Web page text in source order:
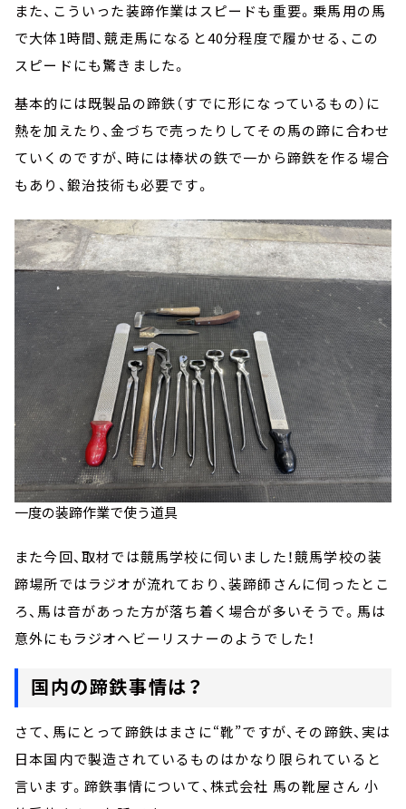
また、こういった装蹄作業はスピードも重要。乗馬用の馬
で大体1時間、競走馬になると40分程度で履かせる、この
スピードにも驚きました。
基本的には既製品の蹄鉄（すでに形になっているもの）に
熱を加えたり、金づちで売ったりしてその馬の蹄に合わせ
ていくのですが、時には棒状の鉄で一から蹄鉄を作る場合
もあり、鍛治技術も必要です。
一度の装蹄作業で使う道具
また今回、取材では競馬学校に伺いました！競馬学校の装
蹄場所ではラジオが流れており、装蹄師さんに伺ったとこ
ろ、馬は音があった方が落ち着く場合が多いそうで。馬は
意外にもラジオヘビーリスナーのようでした！
国内の蹄鉄事情は？
さて、馬にとって蹄鉄はまさに“靴”ですが、その蹄鉄、実は
日本国内で製造されているものはかなり限られていると
言います。蹄鉄事情について、株式会社 馬の靴屋さん 小